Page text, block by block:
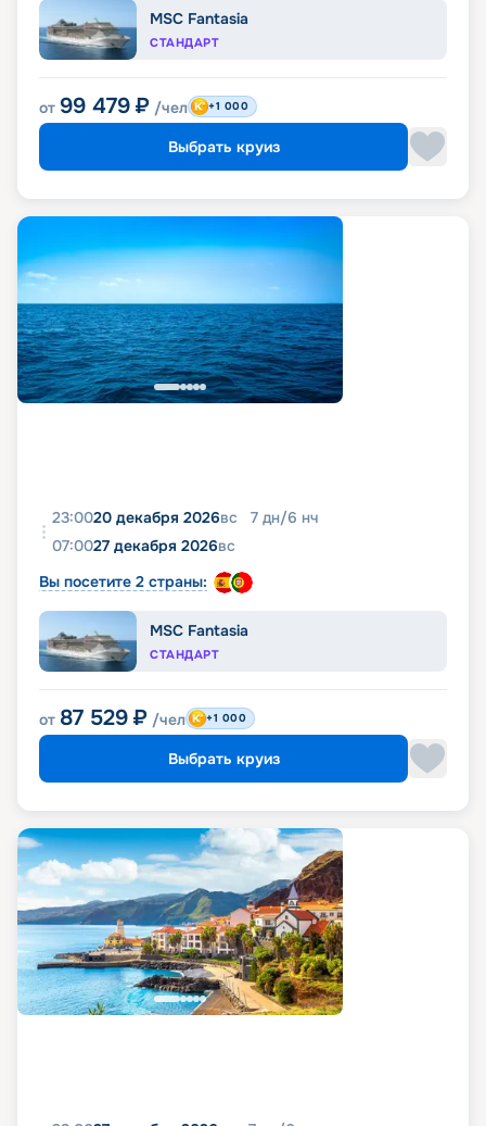
MSC Fantasia
СТАНДАРТ
от 99 479 ₽ /чел +1 000
Выбрать круиз
23:0020 декабря 2026вс 7 дн/6 нч
07:0027 декабря 2026вс
Вы посетите 2 страны:
MSC Fantasia
СТАНДАРТ
от 87 529 ₽ /чел +1 000
Выбрать круиз